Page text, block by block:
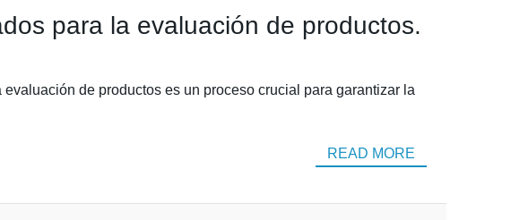
para la evaluación de productos.
de productos es un proceso crucial para garantizar la
READ MORE